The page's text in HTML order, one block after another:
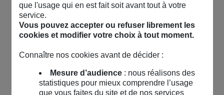
que l'usage qui en est fait soit avant tout à votre
service.
Vous pouvez accepter ou refuser librement les
cookies et modifier votre choix à tout moment.
Connaître nos cookies avant de décider :
Mesure d’audience: nous réalisons des
statistiques pour mieux comprendre l’usage
que vous faites du site et de nos services